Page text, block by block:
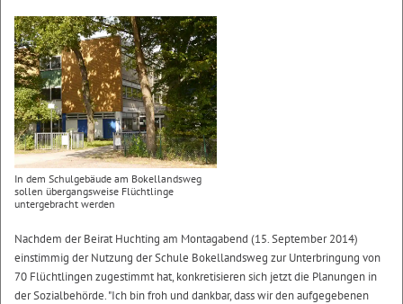
In dem Schulgebäude am Bokellandsweg
sollen übergangsweise Flüchtlinge
untergebracht werden
Nachdem der Beirat Huchting am Montagabend (15. September 2014)
einstimmig der Nutzung der Schule Bokellandsweg zur Unterbringung von
70 Flüchtlingen zugestimmt hat, konkretisieren sich jetzt die Planungen in
der Sozialbehörde. "Ich bin froh und dankbar, dass wir den aufgegebenen